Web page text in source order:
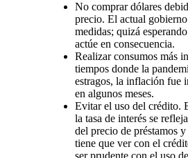
No comprar dólares
precio. El actual
medidas; quizá
actúe en consecuencia.
Realizar consumos más
tiempos donde la
estragos, la inflación fue
en algunos meses.
Evitar el uso del crédito.
la tasa de interés se
del precio de préstamos
tiene que ver con el